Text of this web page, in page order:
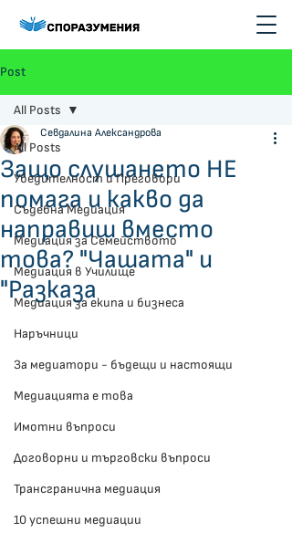
Post
All Posts
Убедителност и Преговори
Съдебна Медиация
Медиация за Семейството
Медиация в Училище
Медиация за екипа и бизнеса
Наръчници
За медиатори - бъдещи и настоящи
Медиацията е това
Имотни въпроси
Договорни и търговски въпроси
Трансгранична медиация
10 успешни медиации
All Posts
Защо слушането НЕ
помага и какво да
направиш вместо
това? "Чашата" и
"Разказа
Севдалина Александрова